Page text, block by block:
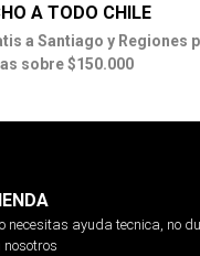
A TODO CHILE
a Santiago y Regiones
sobre $150.000
necesitas ayuda tecnica, no
nosotros